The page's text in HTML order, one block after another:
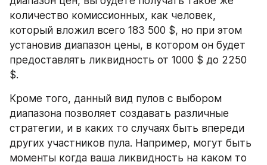
количество комиссионных, как человек,
который вложил всего 183 500 $, но при этом
установив диапазон цены, в котором он будет
предоставлять ликвидность от 1000 $ до 2250
$.
Кроме того, данный вид пулов с выбором
диапазона позволяет создавать различные
стратегии, и в каких то случаях быть впереди
других участников пула. Например, могут быть
моменты когда ваша ликвидность на каком то